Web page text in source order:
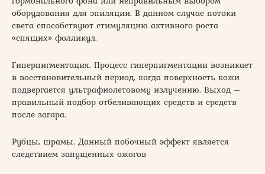
оборудования для эпиляции. В данном случае потоки
света способствуют стимуляцию активного роста
«спящих» фолликул.
Гиперпигментация. Процесс гиперпигментации возникает
в восстановительный период, когда поверхность кожи
подвергается ультрафиолетовому излучению. Выход –
правильный подбор отбеливающих средств и средств
после загара.
Рубцы, шрамы. Данный побочный эффект является
следствием запущенных ожогов